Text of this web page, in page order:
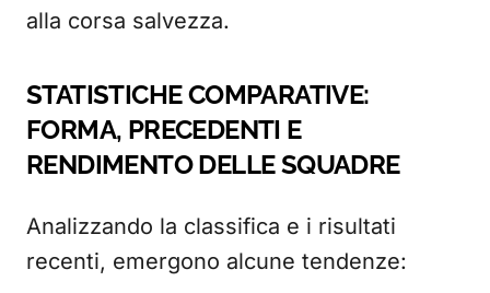
alla corsa salvezza.
STATISTICHE COMPARATIVE:
FORMA, PRECEDENTI E
RENDIMENTO DELLE SQUADRE
Analizzando la classifica e i risultati
recenti, emergono alcune tendenze: